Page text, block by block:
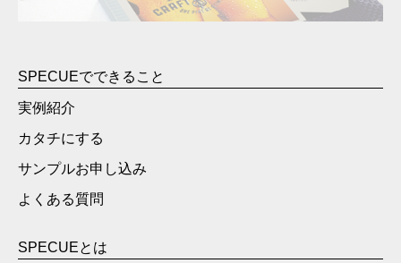
SPECUEでできること
実例紹介
カタチにする
サンプルお申し込み
よくある質問
SPECUEとは